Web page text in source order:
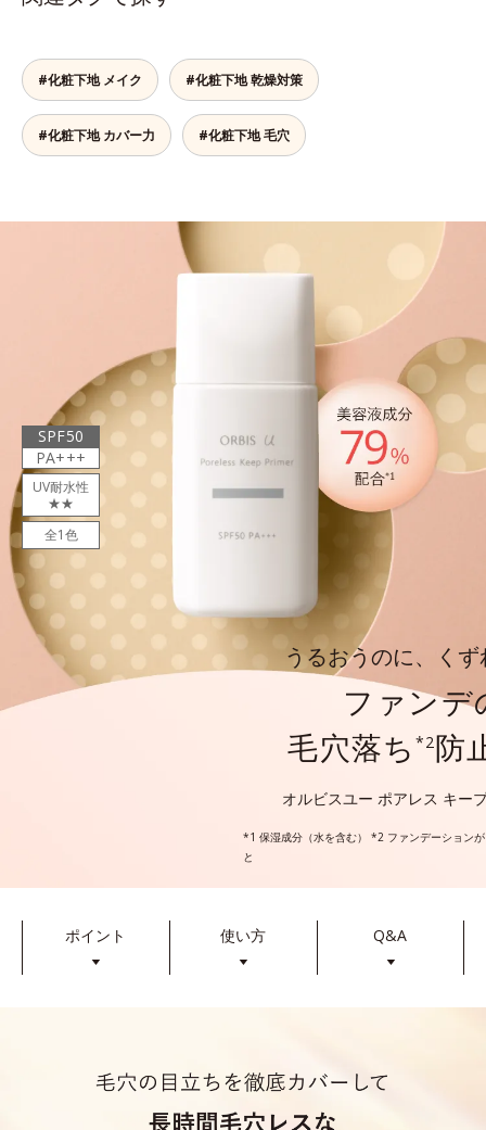
#化粧下地 メイク #化粧下地 乾燥対策
#化粧下地 カバー力 #化粧下地 毛穴
SPF50
PA+++
UV耐水性
★★
全1色
うるおうのに、く
ファンデ
毛穴落ち *2防
オルビスユー ポアレス キー
*1 保湿成分（水を含む） *2 ファンデーション
と
ポイント
▼
使い方
▼
Q&A
▼